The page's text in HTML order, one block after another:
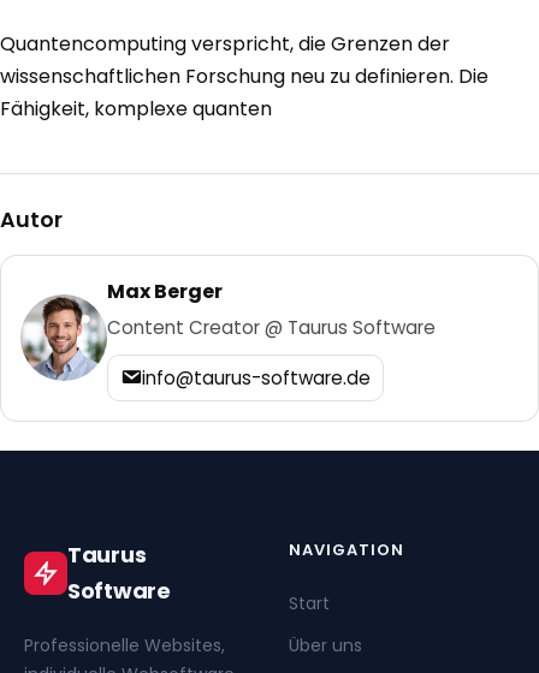
Quantencomputing verspricht, die Grenzen der
wissenschaftlichen Forschung neu zu definieren. Die
Fähigkeit, komplexe quanten
Autor
Max Berger
Content Creator @ Taurus Software
info@taurus-software.de
Taurus
Software
Professionelle Websites,
NAVIGATION
Start
Über uns